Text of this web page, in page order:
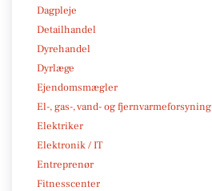
Dagpleje
Detailhandel
Dyrehandel
Dyrlæge
Ejendomsmægler
El-, gas-, vand- og fjernvarmeforsyning
Elektriker
Elektronik / IT
Entreprenør
Fitnesscenter